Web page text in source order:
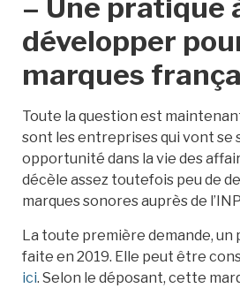
– Une pratique
développer
marques
Toute la question est
sont les entreprises qui vont se
opportunité dans la vie des
décèle assez toutefois peu de
marques sonores auprès de
La toute première demande, un
faite en 2019. Elle peut être
ici. Selon le déposant, cette